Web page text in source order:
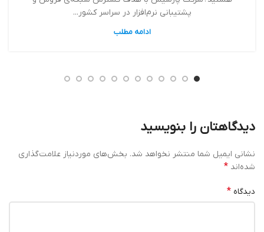
پشتیبانی نرم‌افزار در سراسر کشور...
ادامه مطلب
دیدگاهتان را بنویسید
نشانی ایمیل شما منتشر نخواهد شد. بخش‌های موردنیاز علامت‌گذاری
شده‌اند *
دیدگاه *